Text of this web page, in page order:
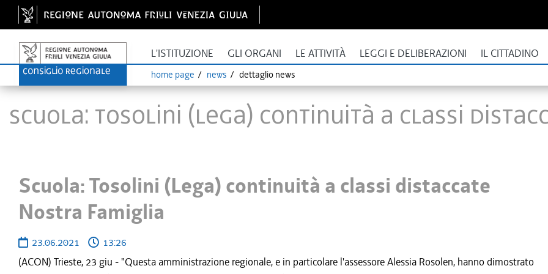
L'ISTITUZIONE GLI ORGANI LE ATTIVITÀ LEGGI E DELIBERAZIONI IL CITTADINO
home page news dettaglio news
Scuola: Tosolini (Lega) continuità a classi
Scuola: Tosolini (Lega) continuità a classi distaccate
Nostra Famiglia
23.06.2021
13:26
(ACON) Trieste, 23 giu - "Questa amministrazione regionale, e in particolare l'assessore Alessia Rosolen, hanno dimostrato